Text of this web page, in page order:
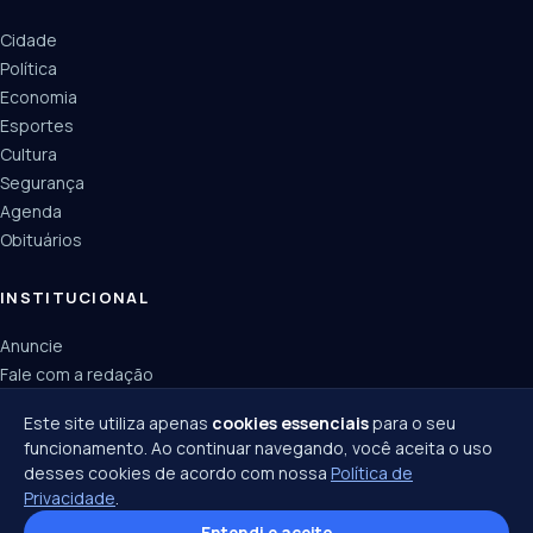
Cidade
Política
Economia
Esportes
Cultura
Segurança
Agenda
Obituários
INSTITUCIONAL
Anuncie
Fale com a redação
© 2026 Joinville Notícias · Todos os direitos reservados · Política de privacidade
Este site utiliza apenas cookies essenciaispara o seu
funcionamento. Ao continuar navegando, você aceita o uso
desses cookies de acordo com nossa Política de
Privacidade.